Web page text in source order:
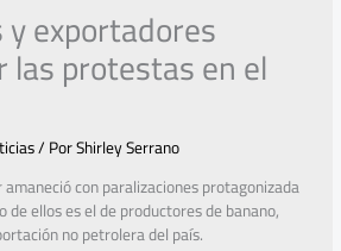
exportadores
las protestas en el
/ PorShirley Serrano
con paralizaciones protagonizada
ellos es el de productores de banano,
no petrolera del país.